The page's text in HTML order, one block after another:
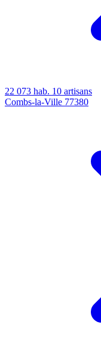
22 073 hab. 10 artisans
Combs-la-Ville 77380